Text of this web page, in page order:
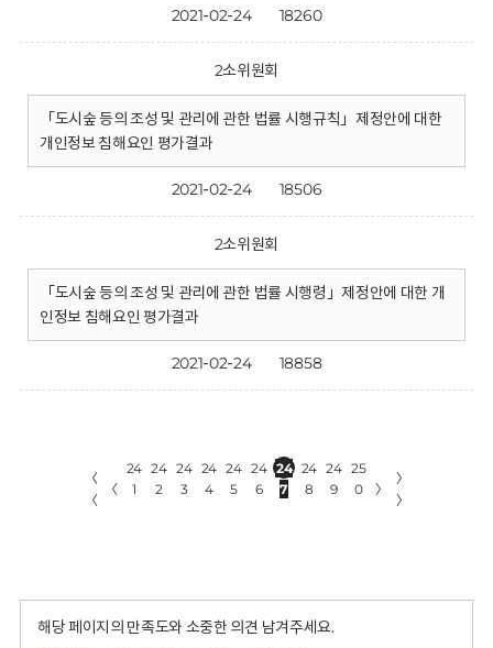
2021-02-24 18260
2소위원회
「도시숲 등의 조성 및 관리에 관한 법률 시행규칙」제정안에 대한
개인정보 침해요인 평가결과
2021-02-24 18506
2소위원회
「도시숲 등의 조성 및 관리에 관한 법률 시행령」제정안에 대한 개
인정보 침해요인 평가결과
2021-02-24 18858
〈
〈
〈
24
1
24
2
24
3
24
4
24
5
24
6
24
7
24
8
24
9
25
0
〉
〉
〉
해당 페이지의 만족도와 소중한 의견 남겨주세요.